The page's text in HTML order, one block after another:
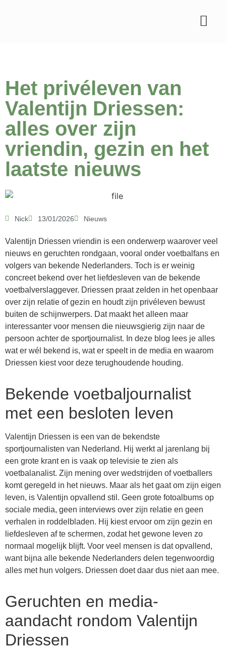
Het privéleven van
Valentijn Driessen:
alles over zijn
vriendin, gezin en het
laatste nieuws
Nick 13/01/2026 Nieuws
Valentijn Driessen vriendin is een onderwerp waarover veel
nieuws en geruchten rondgaan, vooral onder voetbalfans en
volgers van bekende Nederlanders. Toch is er weinig
concreet bekend over het liefdesleven van de bekende
voetbalverslaggever. Driessen praat zelden in het openbaar
over zijn relatie of gezin en houdt zijn privéleven bewust
buiten de schijnwerpers. Dat maakt het alleen maar
interessanter voor mensen die nieuwsgierig zijn naar de
persoon achter de sportjournalist. In deze blog lees je alles
wat er wél bekend is, wat er speelt in de media en waarom
Driessen kiest voor deze terughoudende houding.
Bekende voetbaljournalist
met een besloten leven
Valentijn Driessen is een van de bekendste
sportjournalisten van Nederland. Hij werkt al jarenlang bij
een grote krant en is vaak op televisie te zien als
voetbalanalist. Zijn mening over wedstrijden of voetballers
komt geregeld in het nieuws. Maar als het gaat om zijn eigen
leven, is Valentijn opvallend stil. Geen grote fotoalbums op
sociale media, geen interviews over zijn relatie en geen
verhalen in roddelbladen. Hij kiest ervoor om zijn gezin en
liefdesleven af te schermen, zodat het gewone leven zo
normaal mogelijk blijft. Voor veel mensen is dat opvallend,
want bijna alle bekende Nederlanders delen tegenwoordig
alles met hun volgers. Driessen doet daar dus niet aan mee.
Geruchten en media-
aandacht rondom Valentijn
Driessen